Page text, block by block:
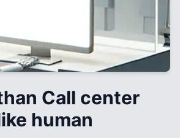
Call center
human